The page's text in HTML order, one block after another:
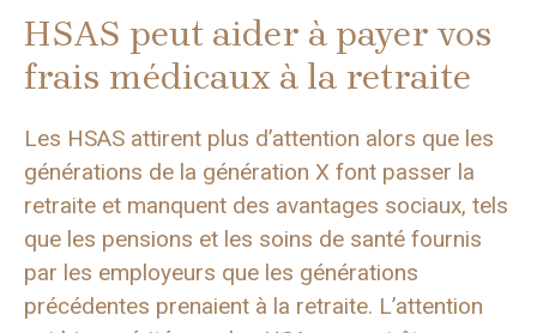
HSAS peut aider à payer vos
frais médicaux à la retraite
Les HSAS attirent plus d’attention alors que les
générations de la génération X font passer la
retraite et manquent des avantages sociaux, tels
que les pensions et les soins de santé fournis
par les employeurs que les générations
précédentes prenaient à la retraite. L’attention